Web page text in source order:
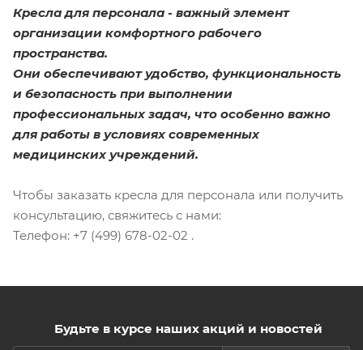
Кресла для персонала - важный элемент
организации комфортного рабочего
пространства.
Они обеспечивают удобство, функциональность
и безопасность при выполнении
профессиональных задач, что особенно важно
для работы в условиях современных
медицинских учреждений.
Чтобы заказать кресла для персонала или получить
консультацию, свяжитесь с нами:
Телефон: +7 (499) 678-02-02 .
Будьте в курсе наших акций и новостей